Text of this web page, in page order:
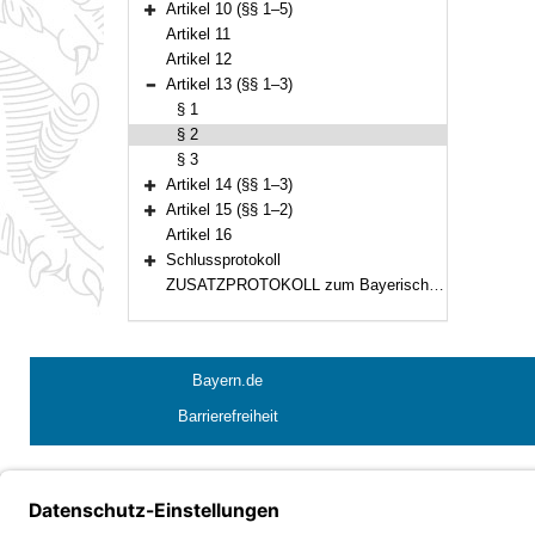
Bereich erweitern
Artikel 10 (§§ 1–5)
Artikel 11
Artikel 12
Bereich reduzieren
Artikel 13 (§§ 1–3)
§ 1
§ 2
§ 3
Bereich erweitern
Artikel 14 (§§ 1–3)
Bereich erweitern
Artikel 15 (§§ 1–2)
Artikel 16
Bereich erweitern
Schlussprotokoll
ZUSATZPROTOKOLL zum Bayerischen Konkordat vom 29. März 1924, zuletzt geändert durch den Vertrag vom 8. Juni 1988
Bayern.de
Barrierefreiheit